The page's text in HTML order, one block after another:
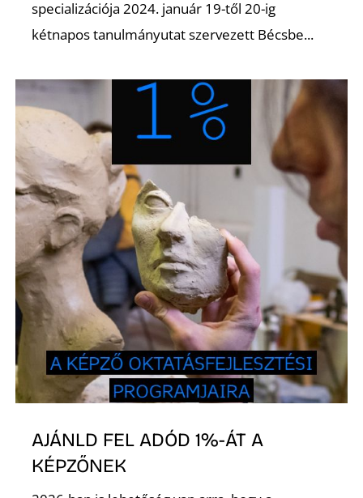
specializációja 2024. január 19-től 20-ig
kétnapos tanulmányutat szervezett Bécsbe...
AJÁNLD FEL ADÓD 1%-ÁT A
KÉPZŐNEK